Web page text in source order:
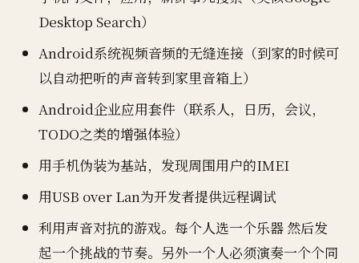
Desktop Search）
Android系统视频音频的无缝连接（到家的时候可
以自动把听的声音转到家里音箱上）
Android企业应用套件（联系人，日历，会议，
TODO之类的增强体验）
用手机伪装为基站，发现周围用户的IMEI
用USB over Lan为开发者提供远程调试
利用声音对抗的游戏。每个人选一个乐器 然后发
起一个挑战的节奏。另外一个人必须演奏一个个同